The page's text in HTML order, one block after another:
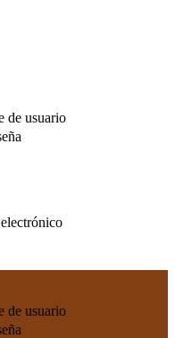
de usuario
de usuario